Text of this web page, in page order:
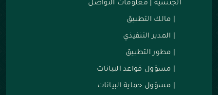
الجنسية معلومات التواصل
مالك التطبيق
المدير التنفيذي
مطور التطبيق
مسؤول قواعد البيانات
مسؤول حماية البيانات